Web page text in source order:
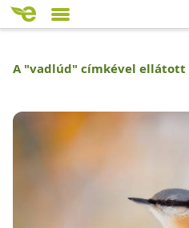
A "vadlúd" címkével ellátott